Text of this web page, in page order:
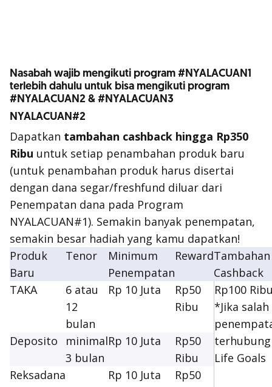
Nasabah wajib mengikuti program #NYALACUAN1
terlebih dahulu untuk bisa mengikuti program
#NYALACUAN2 & #NYALACUAN3
NYALACUAN#2
Dapatkan tambahan cashback hingga Rp350
Ribu untuk setiap penambahan produk baru
(untuk penambahan produk harus disertai
dengan dana segar/freshfund diluar dari
Penempatan dana pada Program
NYALACUAN#1). Semakin banyak penempatan,
semakin besar hadiah yang kamu dapatkan!
Produk
Baru
Tenor
Minimum
Penempatan
RewardTambahan
Cashback
TAKA
6 atau
12
bulan
Rp 10 Juta
Rp50
Ribu
Rp100
*Jika
Life Goals
Deposito
minimal
3 bulan
Rp 10 Juta
Rp50
Ribu
Reksadana
Rp 10 Juta
Rp50